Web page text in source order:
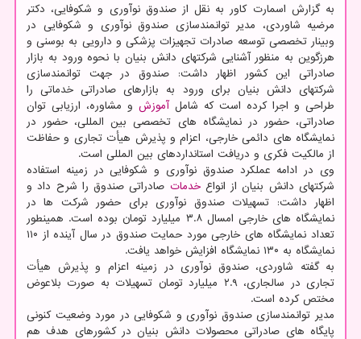
به گزارش اسمارت کاور به نقل از صندوق نوآوری و شکوفایی، دکتر
مرضیه شاوردی، مدیر توانمندسازی صندوق نوآوری و شکوفایی در
وبینار تخصصی توسعه صادرات تجهیزات پزشکی و دارویی به بوسنی و
هرزگوین به منظور آشنایی شرکتهای دانش بنیان با نحوه ورود به بازار
صادراتی این کشور اظهار داشت: صندوق در جهت توانمندسازی
شرکتهای دانش بنیان برای ورود به بازارهای صادراتی خدماتی را
طراحی و اجرا کرده است که شاملآموزش و مشاوره، ارزیابی توان
صادراتی، حضور در نمایشگاه های تخصصی بین المللی، حضور در
نمایشگاه های دائمی خارجی، اعزام و پذیرش هیأت تجاری و حفاظت
از مالکیت فکری و دریافت استانداردهای بین المللی است.
وی در ادامه عملکرد صندوق نوآوری و شکوفایی در زمینه استفاده
شرکتهای دانش بنیان از انواعخدمات صادراتی صندوق را شرح داد و
اظهار داشت: تسهیلات صندوق نوآوری برای حضور شرکت ها در
نمایشگاه های خارجی امسال ۳.۸ میلیارد تومان بوده است. همینطور
تعداد نمایشگاه های خارجی مورد حمایت صندوق در سال آینده از ۱۱۰
نمایشگاه به ۱۳۰ نمایشگاه افزایش خواهد یافت.
به گفته شاوردی، صندوق نوآوری در زمینه اعزام و پذیرش هیأت
تجاری در سالجاری، ۲.۹ میلیارد تومان تسهیلات به صورت بلاعوض
مختص کرده است.
مدیر توانمندسازی صندوق نوآوری و شکوفایی در مورد وضعیت کنونی
پایگاه های صادراتی محصولات دانش بنیان در کشورهای هدف هم